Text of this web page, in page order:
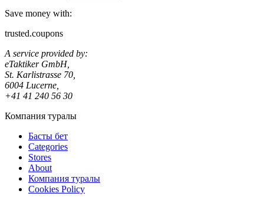
Save money with:
trusted.coupons
A service provided by:
eTaktiker GmbH,
St. Karlistrasse 70,
6004 Lucerne,
+41 41 240 56 30
Компания туралы
Басты бет
Categories
Stores
About
Компания туралы
Cookies Policy